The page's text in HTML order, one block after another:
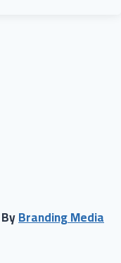
ByBranding Media